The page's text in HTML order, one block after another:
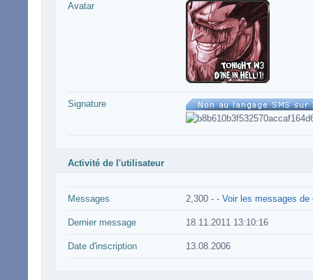
Avatar
Signature
Activité de l'utilisateur
Messages 2,300 - - Voir les messages de
Dernier message 18.11.2011 13:10:16
Date d'inscription 13.08.2006